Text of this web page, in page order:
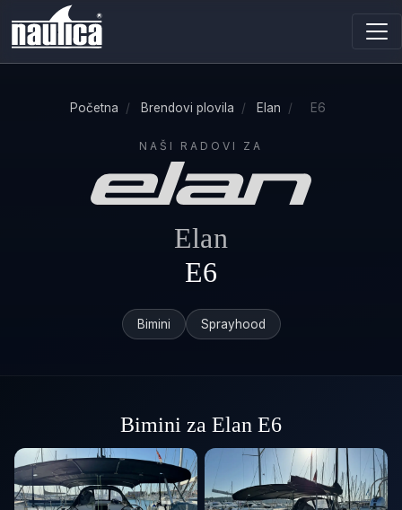
Početna / Brendovi plovila / Elan / E6
NAŠI RADOVI ZA
Elan
E6
Bimini Sprayhood
Bimini za Elan E6